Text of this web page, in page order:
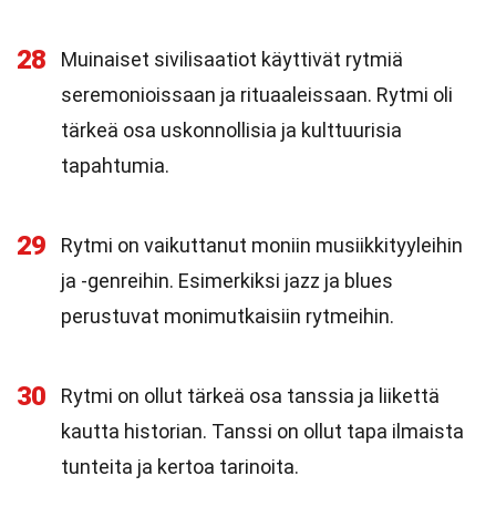
28
Muinaiset sivilisaatiot käyttivät rytmiä
seremonioissaan ja rituaaleissaan. Rytmi oli
tärkeä osa uskonnollisia ja kulttuurisia
tapahtumia.
29
Rytmi on vaikuttanut moniin musiikkityyleihin
ja -genreihin. Esimerkiksi jazz ja blues
perustuvat monimutkaisiin rytmeihin.
30
Rytmi on ollut tärkeä osa tanssia ja liikettä
kautta historian. Tanssi on ollut tapa ilmaista
tunteita ja kertoa tarinoita.